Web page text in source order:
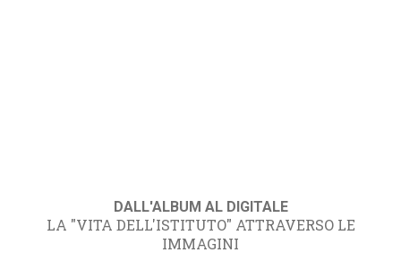
DALL'ALBUM AL DIGITALE
LA "VITA DELL'ISTITUTO" ATTRAVERSO LE
IMMAGINI